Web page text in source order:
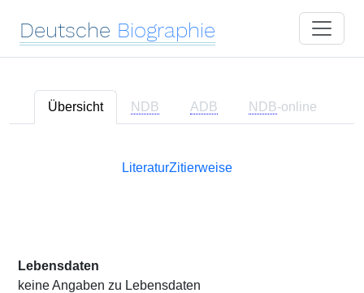
Deutsche Biographie
Übersicht NDB ADB NDB-online
LiteraturZitierweise
Lebensdaten
keine Angaben zu Lebensdaten